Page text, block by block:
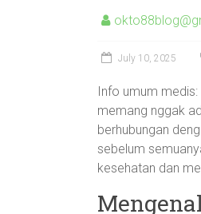
July 10, 2025
Info umum
memang nggak
berhubungan
sebelum
kesehatan dan